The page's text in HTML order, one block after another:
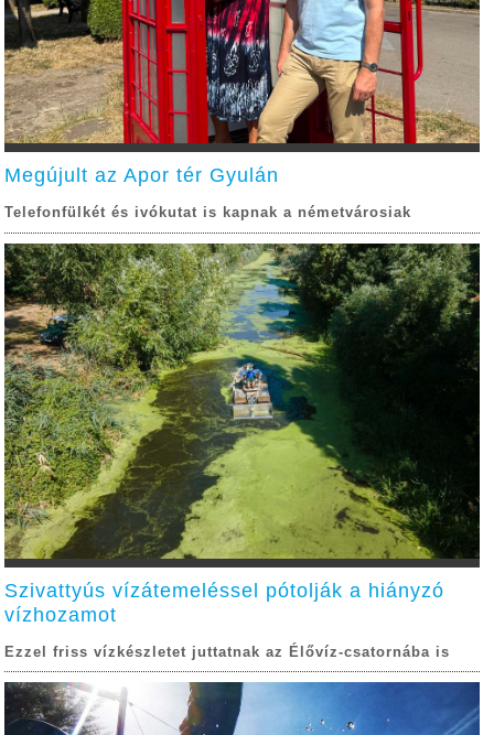
Megújult az Apor tér Gyulán
Telefonfülkét és ivókutat is kapnak a németvárosiak
Szivattyús vízátemeléssel pótolják a hiányzó
vízhozamot
Ezzel friss vízkészletet juttatnak az Élővíz-csatornába is